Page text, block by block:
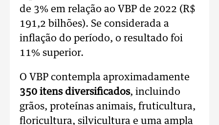
de 3% em relação ao VBP de 2022 (R$
191,2 bilhões). Se considerada a
inflação do período, o resultado foi
11% superior.
O VBP contempla aproximadamente
350 itens diversificados, incluindo
grãos, proteínas animais, fruticultura,
floricultura, silvicultura e uma ampla